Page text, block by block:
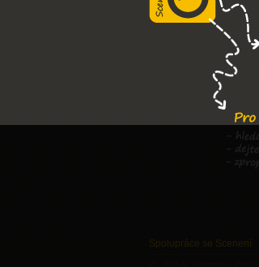
Spolupráce se Scenerií